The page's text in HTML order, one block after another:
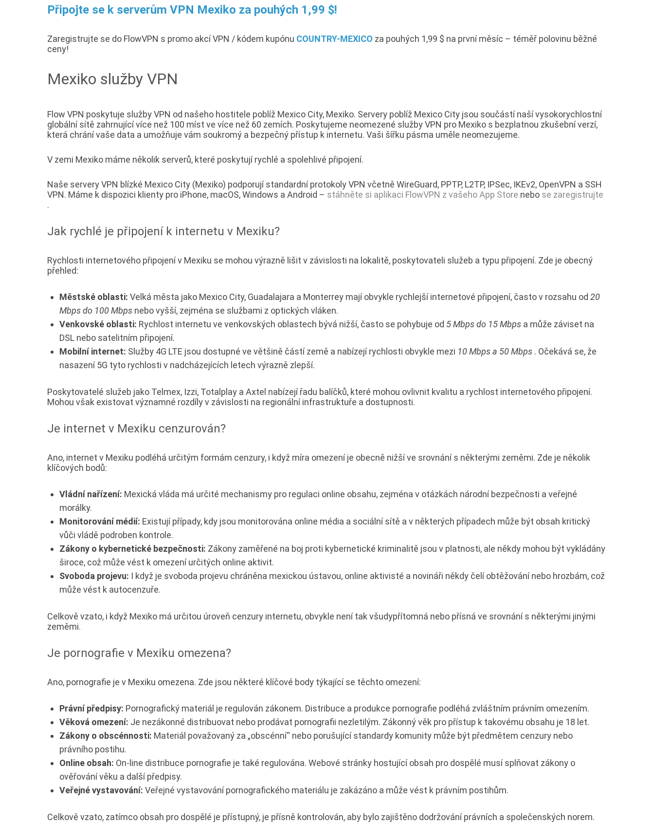
Připojte se k serverům VPN Mexiko za pouhých 1,99 $!
Zaregistrujte se do FlowVPN s promo akcí VPN / kódem kupónu COUNTRY-MEXICO za pouhých 1,99 $ na první měsíc – téměř polovinu běžné
ceny!
Mexiko služby VPN
Flow VPN poskytuje služby VPN od našeho hostitele poblíž Mexico City, Mexiko. Servery poblíž Mexico City jsou součástí naší vysokorychlostní
globální sítě zahrnující více než 100 míst ve více než 60 zemích. Poskytujeme neomezené služby VPN pro Mexiko s bezplatnou zkušební verzí,
která chrání vaše data a umožňuje vám soukromý a bezpečný přístup k internetu. Vaši šířku pásma uměle neomezujeme.
V zemi Mexiko máme několik serverů, které poskytují rychlé a spolehlivé připojení.
Naše servery VPN blízké Mexico City (Mexiko) podporují standardní protokoly VPN včetně WireGuard, PPTP, L2TP, IPSec, IKEv2, OpenVPN a SSH
VPN. Máme k dispozici klienty pro iPhone, macOS, Windows a Android – stáhněte si aplikaci FlowVPN z vašeho App Store nebo se zaregistrujte
.
Jak rychlé je připojení k internetu v Mexiku?
Rychlosti internetového připojení v Mexiku se mohou výrazně lišit v závislosti na lokalitě, poskytovateli služeb a typu připojení. Zde je obecný
přehled:
Městské oblasti: Velká města jako Mexico City, Guadalajara a Monterrey mají obvykle rychlejší internetové připojení, často v rozsahu od 20
Mbps do 100 Mbps nebo vyšší, zejména se službami z optických vláken.
Venkovské oblasti: Rychlost internetu ve venkovských oblastech bývá nižší, často se pohybuje od 5 Mbps do 15 Mbps a může záviset na
DSL nebo satelitním připojení.
Mobilní internet: Služby 4G LTE jsou dostupné ve většině částí země a nabízejí rychlosti obvykle mezi 10 Mbps a 50 Mbps . Očekává se, že
nasazení 5G tyto rychlosti v nadcházejících letech výrazně zlepší.
Poskytovatelé služeb jako Telmex, Izzi, Totalplay a Axtel nabízejí řadu balíčků, které mohou ovlivnit kvalitu a rychlost internetového připojení.
Mohou však existovat významné rozdíly v závislosti na regionální infrastruktuře a dostupnosti.
Je internet v Mexiku cenzurován?
Ano, internet v Mexiku podléhá určitým formám cenzury, i když míra omezení je obecně nižší ve srovnání s některými zeměmi. Zde je několik
klíčových bodů:
Vládní nařízení: Mexická vláda má určité mechanismy pro regulaci online obsahu, zejména v otázkách národní bezpečnosti a veřejné
morálky.
Monitorování médií: Existují případy, kdy jsou monitorována online média a sociální sítě a v některých případech může být obsah kritický
vůči vládě podroben kontrole.
Zákony o kybernetické bezpečnosti: Zákony zaměřené na boj proti kybernetické kriminalitě jsou v platnosti, ale někdy mohou být vykládány
široce, což může vést k omezení určitých online aktivit.
Svoboda projevu: I když je svoboda projevu chráněna mexickou ústavou, online aktivisté a novináři někdy čelí obtěžování nebo hrozbám, což
může vést k autocenzuře.
Celkově vzato, i když Mexiko má určitou úroveň cenzury internetu, obvykle není tak všudypřítomná nebo přísná ve srovnání s některými jinými
zeměmi.
Je pornografie v Mexiku omezena?
Ano, pornografie je v Mexiku omezena. Zde jsou některé klíčové body týkající se těchto omezení:
Právní předpisy: Pornografický materiál je regulován zákonem. Distribuce a produkce pornografie podléhá zvláštním právním omezením.
Věková omezení: Je nezákonné distribuovat nebo prodávat pornografii nezletilým. Zákonný věk pro přístup k takovému obsahu je 18 let.
Zákony o obscénnosti: Materiál považovaný za „obscénní“ nebo porušující standardy komunity může být předmětem cenzury nebo
právního postihu.
Online obsah: On-line distribuce pornografie je také regulována. Webové stránky hostující obsah pro dospělé musí splňovat zákony o
ověřování věku a další předpisy.
Veřejné vystavování: Veřejné vystavování pornografického materiálu je zakázáno a může vést k právním postihům.
Celkově vzato, zatímco obsah pro dospělé je přístupný, je přísně kontrolován, aby bylo zajištěno dodržování právních a společenských norem.